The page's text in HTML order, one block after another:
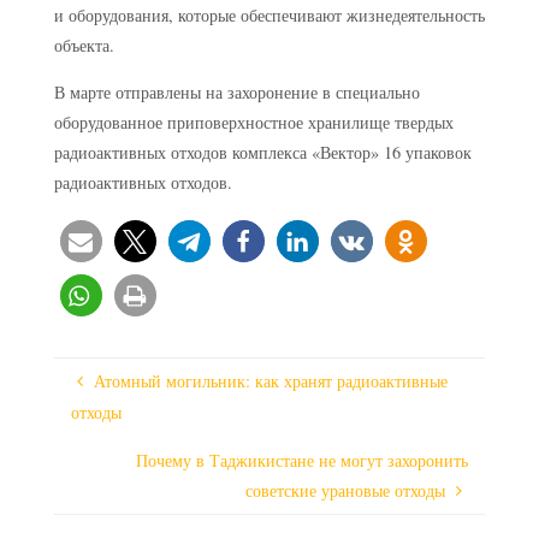
и оборудования, которые обеспечивают жизнедеятельность
объекта.
В марте отправлены на захоронение в специально
оборудованное приповерхностное хранилище твердых
радиоактивных отходов комплекса «Вектор» 16 упаковок
радиоактивных отходов.
Атомный могильник: как хранят радиоактивные
отходы
Почему в Таджикистане не могут захоронить
советские урановые отходы